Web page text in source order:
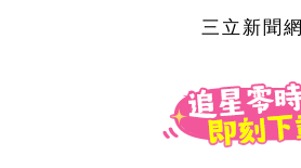
三立新聞網